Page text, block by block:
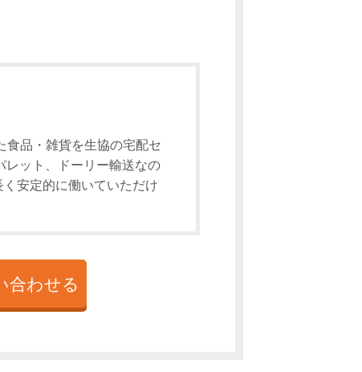
食品・雑貨を生協の宅配セ
レット、ドーリー輸送なの
安定的に働いていただけ
合わせる